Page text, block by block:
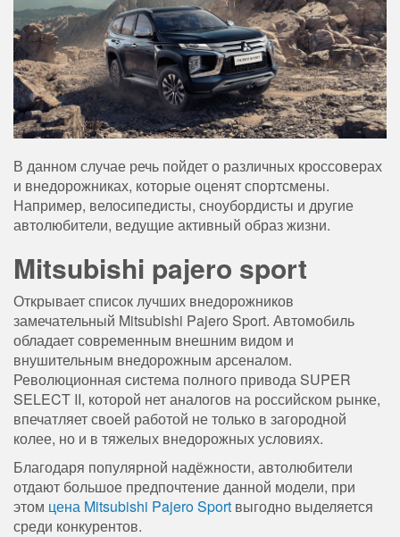
В данном случае речь пойдет о различных кроссоверах
и внедорожниках, которые оценят спортсмены.
Например, велосипедисты, сноубордисты и другие
автолюбители, ведущие активный образ жизни.
Mitsubishi pajero sport
Открывает список лучших внедорожников
замечательный Mitsubishi Pajero Sport. Автомобиль
обладает современным внешним видом и
внушительным внедорожным арсеналом.
Революционная система полного привода SUPER
SELECT II, которой нет аналогов на российском рынке,
впечатляет своей работой не только в загородной
колее, но и в тяжелых внедорожных условиях.
Благодаря популярной надёжности, автолюбители
отдают большое предпочтение данной модели, при
этом цена Mitsubishi Pajero Sport выгодно выделяется
среди конкурентов.